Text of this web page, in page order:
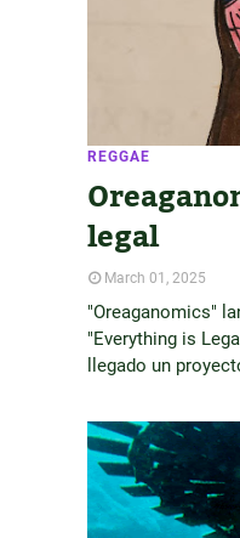
REGGAE
legal
March 01, 2025
"Oreaganomics"
"Everything is
llegado un